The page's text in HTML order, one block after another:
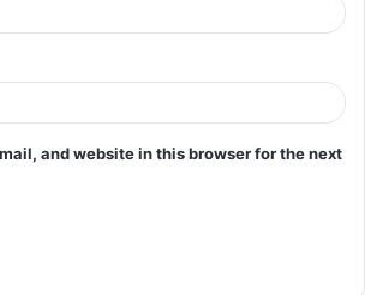
and website in this browser for the next